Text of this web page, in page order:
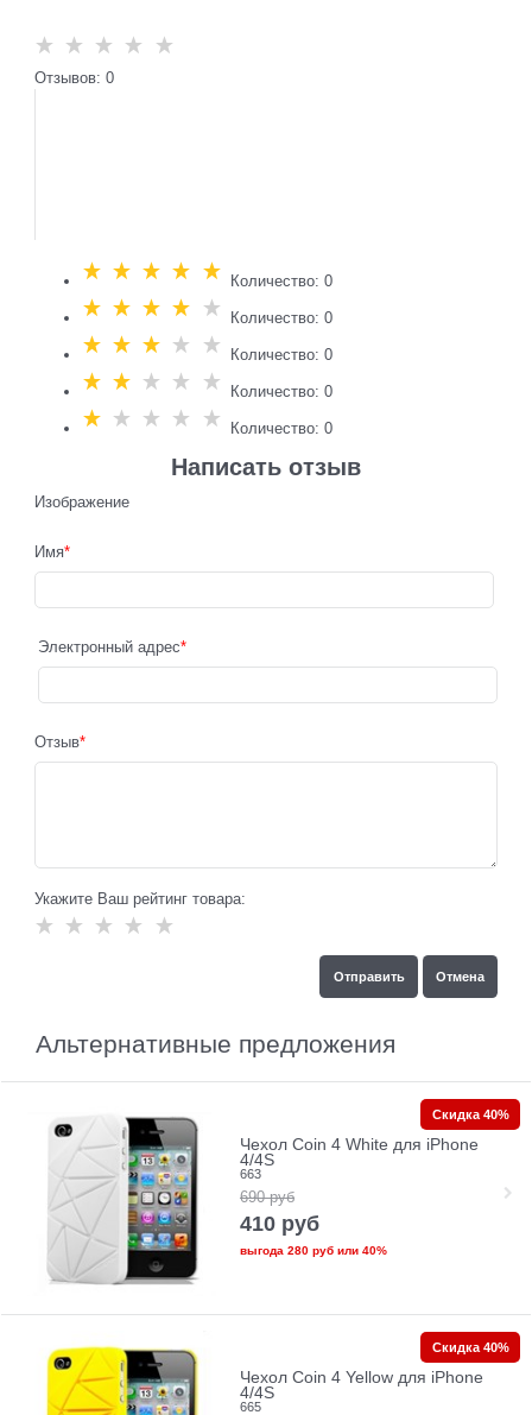
Отзывов: 0
Количество: 0
Количество: 0
Количество: 0
Количество: 0
Количество: 0
Написать отзыв
Изображение
Имя
Электронный адрес
Отзыв
Укажите Ваш рейтинг товара:
Альтернативные предложения
Чехол Coin 4 White для iPhone
4/4S
663
690 руб
410 руб
выгода 280 рубили 40%
Скидка 40%
Чехол Coin 4 Yellow для iPhone
4/4S
665
Скидка 40%